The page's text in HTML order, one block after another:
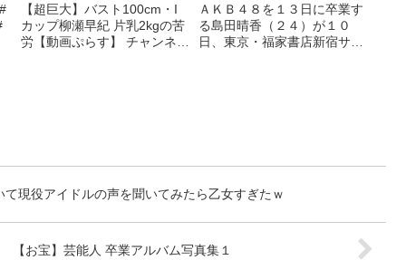
画ぷらす】
【超巨大】バスト100cm・I
カップ柳瀬早紀 片乳2kgの苦
労【動画ぷらす】 チャンネル
ＡＫＢ４８を１３日に卒業す
る島田晴香（２４）が１０
日、東京・福家書店新宿サブ
現役アイドルの声を聞いてみたら乙女すぎたｗ
【お宝】芸能人 卒業アルバム写真集１